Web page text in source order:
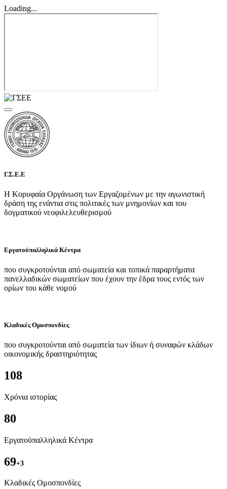
Loading...
Γ.Σ.Ε.Ε
Η Κορυφαία Οργάνωση των Εργαζομένων με την αγωνιστική
δράση της ενάντια στις πολιτικές των μνημονίων και του
δογματικού νεοφιλελευθερισμού
Εργατοϋπαλληλικά Κέντρα
που συγκροτούνται από σωματεία και τοπικά παραρτήματα
πανελλαδικών σωματείων που έχουν την έδρα τους εντός των
ορίων του κάθε νομού
Κλαδικές Ομοσπονδίες
που συγκροτούνται από σωματεία των ίδιων ή συναφών κλάδων
οικονομικής δραστηριότητας
108
Χρόνια ιστορίας
80
Εργατοϋπαλληλικά Κέντρα
69+3
Kλαδικές Ομοσπονδίες